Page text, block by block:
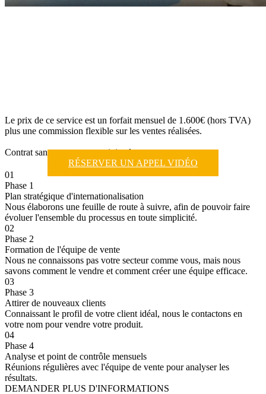
Le prix de ce service est un forfait mensuel de 1.600€ (hors TVA)
plus une commission flexible sur les ventes réalisées.
Contrat sans permanence minimale.
RÉSERVER UN APPEL VIDÉO
01
Phase 1
Plan stratégique d'internationalisation
Nous élaborons une feuille de route à suivre, afin de pouvoir faire
évoluer l'ensemble du processus en toute simplicité.
02
Phase 2
Formation de l'équipe de vente
Nous ne connaissons pas votre secteur comme vous, mais nous
savons comment le vendre et comment créer une équipe efficace.
03
Phase 3
Attirer de nouveaux clients
Connaissant le profil de votre client idéal, nous le contactons en
votre nom pour vendre votre produit.
04
Phase 4
Analyse et point de contrôle mensuels
Réunions régulières avec l'équipe de vente pour analyser les
résultats.
DEMANDER PLUS D'INFORMATIONS